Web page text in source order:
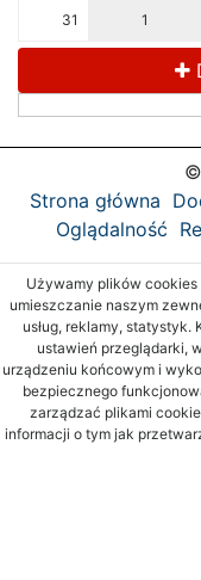
31 1
Strona główna
Oglądalność
Używamy plików
umieszczanie naszym
usług, reklamy,
ustawień przeglądarki,
urządzeniu końcowym i
bezpiecznego
zarządzać plikami
informacji o tym jak